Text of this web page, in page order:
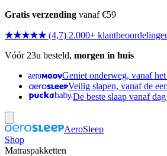
Gratis verzending vanaf €59
★★★★★ (4,7) 2.000+
Vóór 23u besteld, morgen in huis
Geniet onderweg, vanaf
Veilig slapen, vanaf de
De beste slaap vanaf dag
AeroSleep
Shop
Matraspakketten